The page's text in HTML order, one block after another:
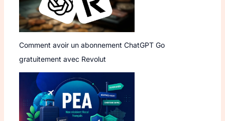
Comment avoir un abonnement ChatGPT Go
gratuitement avec Revolut